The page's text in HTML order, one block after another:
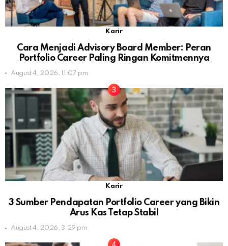
Karir
Cara Menjadi Advisory Board Member: Peran
Portfolio Career Paling Ringan Komitmennya
August 4, 2026, 11:07 pm
Karir
3 Sumber Pendapatan Portfolio Career yang Bikin
Arus Kas Tetap Stabil
August 4, 2026, 3:29 pm